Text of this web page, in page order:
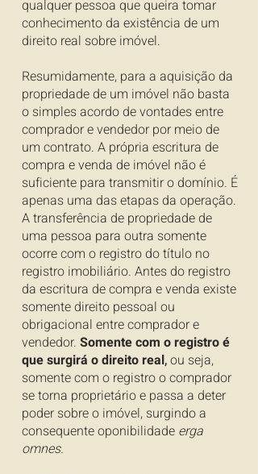
qualquer pessoa que queira tomar
conhecimento da existência de um
direito real sobre imóvel.
Resumidamente, para a aquisição da
propriedade de um imóvel não basta
o simples acordo de vontades entre
comprador e vendedor por meio de
um contrato. A própria escritura de
compra e venda de imóvel não é
suficiente para transmitir o domínio. É
apenas uma das etapas da operação.
A transferência de propriedade de
uma pessoa para outra somente
ocorre com o registro do título no
registro imobiliário. Antes do registro
da escritura de compra e venda existe
somente direito pessoal ou
obrigacional entre comprador e
vendedor. Somente com o registro é
que surgirá o direito real,ou seja,
somente com o registro o comprador
se torna proprietário e passa a deter
poder sobre o imóvel, surgindo a
consequente oponibilidade erga
omnes.